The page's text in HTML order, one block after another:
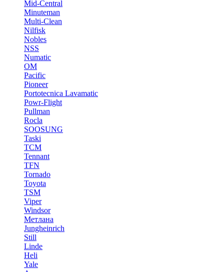
Mid-Central
Minuteman
Multi-Clean
Nilfisk
Nobles
NSS
Numatic
OM
Pacific
Pioneer
Portotecnica Lavamatic
Powr-Flight
Pullman
Rocla
SOOSUNG
Taski
TCM
Tennant
TFN
Tornado
Toyota
TSM
Viper
Windsor
Метлана
Jungheinrich
Still
Linde
Heli
Yale